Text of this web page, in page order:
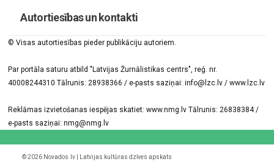
Autortiesības un kontakti
© Visas autortiesības pieder publikāciju autoriem.
Par portāla saturu atbild "Latvijas Žurnālistikas centrs", reģ. nr.
40008244310 Tālrunis: 28938366 / e-pasts saziņai: info@lzc.lv / www.lzc.lv
Reklāmas izvietošanas iespējas skatiet: www.nmg.lv Tālrunis: 26838384 /
e-pasts saziņai: nmg@nmg.lv
© 2026 Novados.lv | Latvijas kultūras dzīves apskats